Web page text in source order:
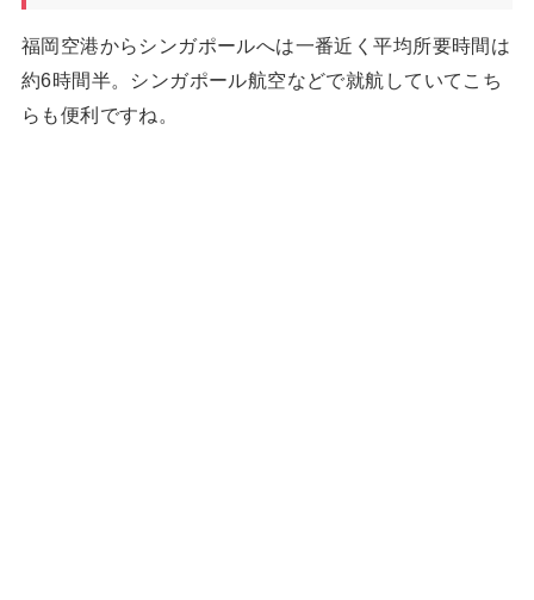
福岡空港からシンガポールへは一番近く平均所要時間は
約6時間半。シンガポール航空などで就航していてこち
らも便利ですね。